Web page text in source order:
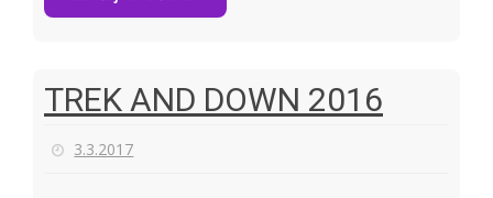
TREK AND DOWN 2016
3.3.2017